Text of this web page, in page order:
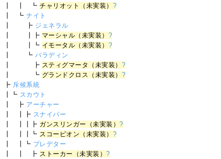
┃ ┃ ┗チャリオット（未実装） ?
┃ ┗ナイト
┃ ┣ ジェネラル
┃ ┃┣ マーシャル（未実装） ?
┃ ┃┗ イモータル（未実装） ?
┃ ┗パラディン
┃ ┣ スティグマータ（未実装） ?
┃ ┗ グランドクロス（未実装） ?
┣ 斥候系統
┃┗ スカウト
┃ ┣ アーチャー
┃ ┃┣ スナイパー
┃ ┃┃┣ ガンスリンガー（未実装）?
┃ ┃┃┗ スコーピオン（未実装） ?
┃ ┃┗ プレデター
┃ ┃ ┣ ストーカー（未実装）?